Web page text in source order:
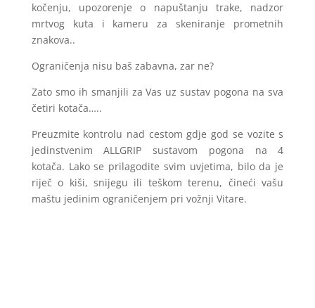
kočenju, upozorenje o napuštanju trake, nadzor
mrtvog kuta i kameru za skeniranje prometnih
znakova..
Ograničenja nisu baš zabavna, zar ne?
Zato smo ih smanjili za Vas uz sustav pogona na sva
četiri kotača…..
Preuzmite kontrolu nad cestom gdje god se vozite s
jedinstvenim ALLGRIP sustavom pogona na 4
kotača. Lako se prilagodite svim uvjetima, bilo da je
riječ o kiši, snijegu ili teškom terenu, čineći vašu
maštu jedinim ograničenjem pri vožnji Vitare.